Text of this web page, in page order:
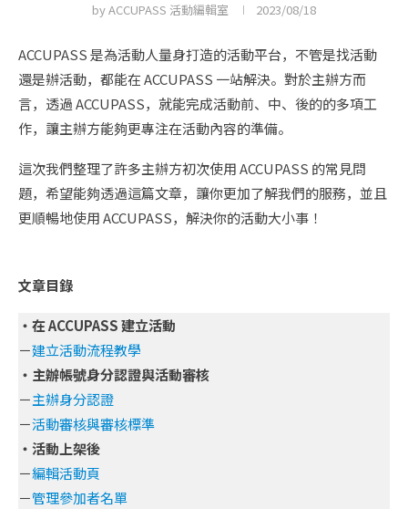
byACCUPASS 活動編輯室 2023/08/18
ACCUPASS 是為活動人量身打造的活動平台，不管是找活動
還是辦活動，都能在 ACCUPASS 一站解決。對於主辦方而
言，透過 ACCUPASS，就能完成活動前、中、後的的多項工
作，讓主辦方能夠更專注在活動內容的準備。
這次我們整理了許多主辦方初次使用 ACCUPASS 的常見問
題，希望能夠透過這篇文章，讓你更加了解我們的服務，並且
更順暢地使用 ACCUPASS，解決你的活動大小事！
文章目錄
・在 ACCUPASS 建立活動
－建立活動流程教學
・主辦帳號身分認證與活動審核
－主辦身分認證
－活動審核與審核標準
・活動上架後
－編輯活動頁
－管理參加者名單